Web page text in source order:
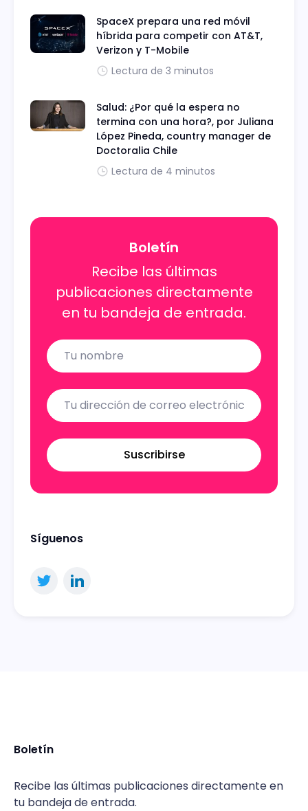
SpaceX prepara una red móvil
híbrida para competir con AT&T,
Verizon y T-Mobile
Lectura de 3 minutos
Salud: ¿Por qué la espera no
termina con una hora?, por Juliana
López Pineda, country manager de
Doctoralia Chile
Lectura de 4 minutos
Boletín
Recibe las últimas
publicaciones directamente
en tu bandeja de entrada.
Name
Email
Suscribirse
Síguenos
Boletín
Recibe las últimas publicaciones directamente en
tu bandeja de entrada.